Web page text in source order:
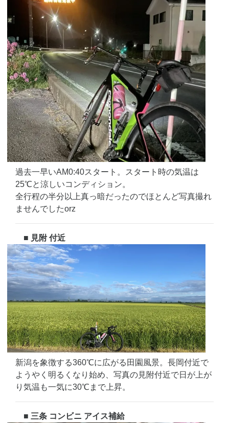
過去一早いAM0:40スタート。スタート時の気温は
25℃と涼しいコンディション。
全行程の半分以上真っ暗だったのでほとんど写真撮れ
ませんでしたorz
■ 見附 付近
新潟を象徴する360℃に広がる田園風景。長岡付近で
ようやく明るくなり始め、写真の見附付近で日が上が
り気温も一気に30℃まで上昇。
■ 三条 コンビニ アイス補給